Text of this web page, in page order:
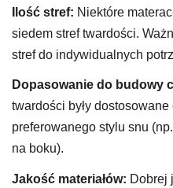
Ilość stref: Niektóre
siedem stref twardości.
stref do indywidualnych
Dopasowanie do budowy
twardości były
preferowanego stylu snu
na boku).
Jakość materiałów: Dobrej